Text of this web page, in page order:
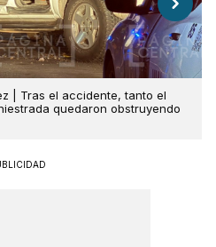
| Tras el accidente, tanto el
quedaron obstruyendo